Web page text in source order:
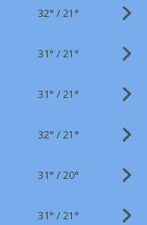
32° /21°
31° /21°
31° /21°
32° /21°
31° /20°
31° /21°